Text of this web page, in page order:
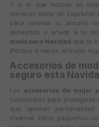
Y si lo que buscas es
mereces darte un capricho!
para renovar tu armario
deseando o añadir a tu
moda para Navidad que te
¡Porque a veces, el mejor
Accesorios de
seguro esta
Los accesorios de mujer
funcionales para protegerte
que aportan
invernal. Estos pequeños